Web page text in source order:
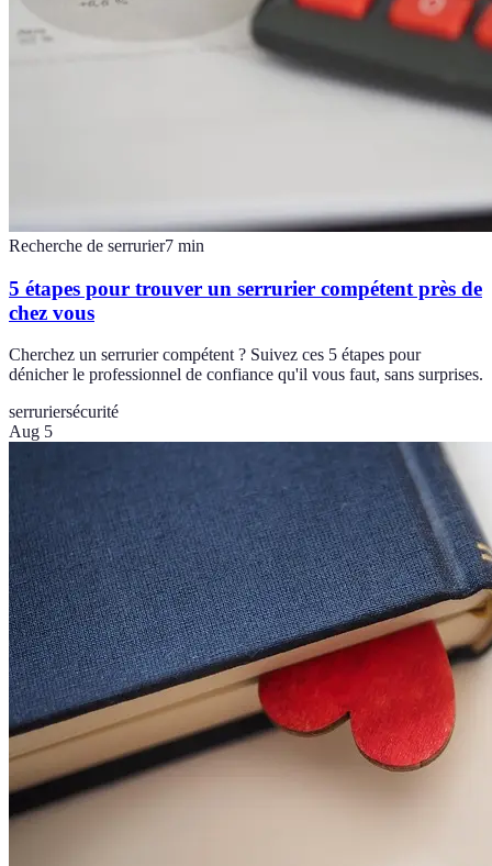
Recherche de serrurier7 min
5 étapes pour trouver un serrurier compétent près de
chez vous
Cherchez un serrurier compétent ? Suivez ces 5 étapes pour
dénicher le professionnel de confiance qu'il vous faut, sans surprises.
serruriersécurité
Aug 5